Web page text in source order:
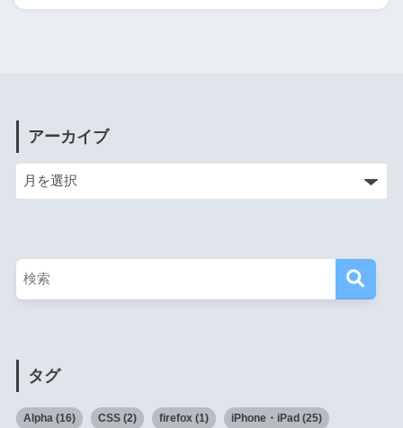
アーカイブ
タグ
Alpha(16) CSS(2) firefox(1) iPhone・iPad (25)